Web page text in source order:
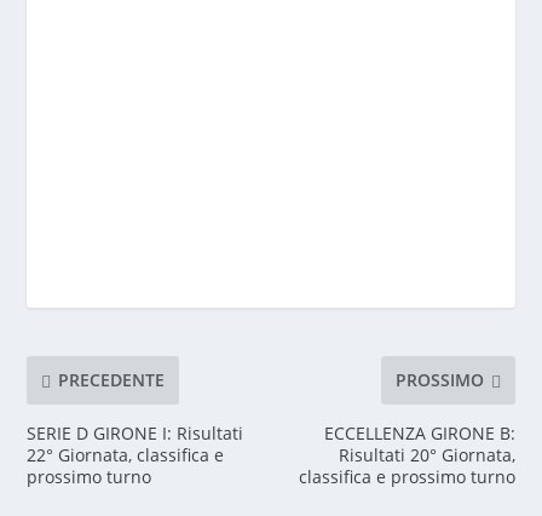
PRECEDENTE
SERIE D GIRONE I: Risultati
22° Giornata, classifica e
prossimo turno
PROSSIMO
ECCELLENZA GIRONE B:
Risultati 20° Giornata,
classifica e prossimo turno